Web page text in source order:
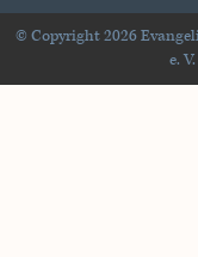
© Copyright 2026
e.